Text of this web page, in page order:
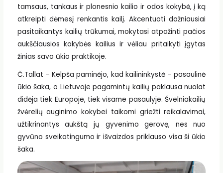
tamsaus, tankaus ir plonesnio kailio ir odos kokybė, į ką
atkreipti dėmesį renkantis kailį. Akcentuoti dažniausiai
pasitaikantys kailių trūkumai, mokytasi atpažinti pačios
aukščiausios kokybės kailius ir vėliau pritaikyti įgytas
žinias savo ūkio praktikoje.
Č.Tallat – Kelpša paminėjo, kad kailininkystė – pasaulinė
ūkio šaka, o Lietuvoje pagamintų kailių paklausa nuolat
didėja tiek Europoje, tiek visame pasaulyje. Švelniakailių
žvėrelių auginimo kokybei taikomi griežti reikalavimai,
užtikrinantys aukštą jų gyvenimo gerovę, nes nuo
gyvūno sveikatingumo ir išvaizdos priklauso visa ši ūkio
šaka.